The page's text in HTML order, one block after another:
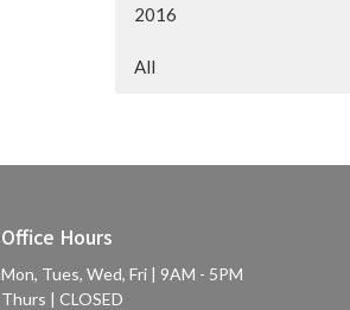
2016
All
Office Hours
Mon, Tues, Wed, Fri | 9AM - 5PM
Thurs | CLOSED